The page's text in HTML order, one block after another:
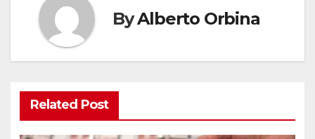
ByAlberto Orbina
Related Post